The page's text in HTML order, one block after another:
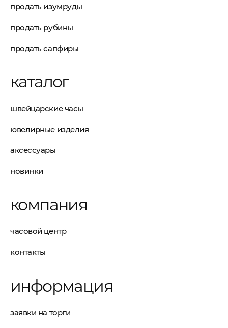
продать изумруды
продать рубины
продать сапфиры
каталог
швейцарские часы
ювелирные изделия
аксессуары
новинки
компания
часовой центр
контакты
информация
заявки на торги